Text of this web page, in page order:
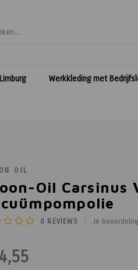
Werkkleding met
OIL
Oil Carsinus
0 REVIEWS Je